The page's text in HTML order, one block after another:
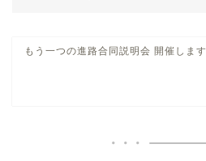
もう一つの進路合同説明会 開催します